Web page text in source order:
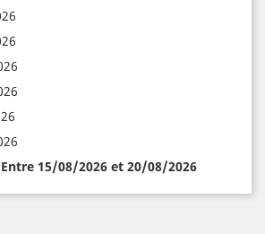
15/08/2026 et 20/08/2026